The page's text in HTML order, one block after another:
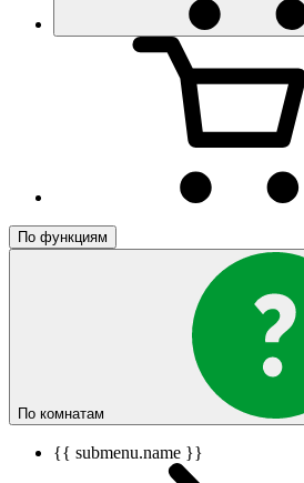
По функциям
По комнатам
{{ submenu.name }}